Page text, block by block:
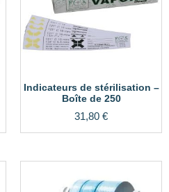
Indicateurs de stérilisation –
Boîte de 250
31,80 €